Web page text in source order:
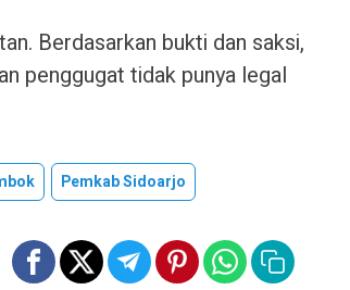
Berdasarkan bukti dan saksi,
penggugat tidak punya legal
Pemkab Sidoarjo